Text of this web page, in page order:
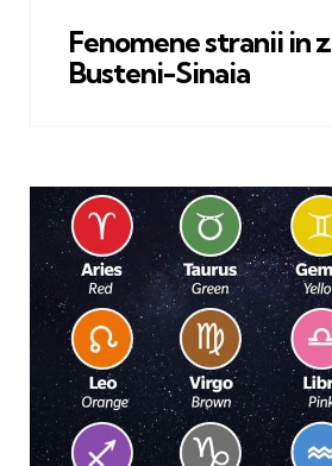
Fenomene stranii in
Busteni-Sinaia